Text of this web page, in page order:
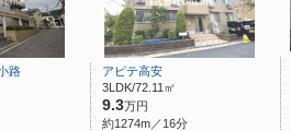
路
アピテ高安
3LDK/72.11㎡
9.3万円
約1274m／16分